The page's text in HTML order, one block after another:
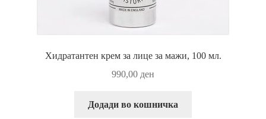
Хидратантен крем за лице за мажи, 100 мл.
990,00 ден
Додади во кошничка